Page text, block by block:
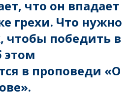
что он впадает
грехи. Что нужно
чтобы победить в
этом
в проповеди «О